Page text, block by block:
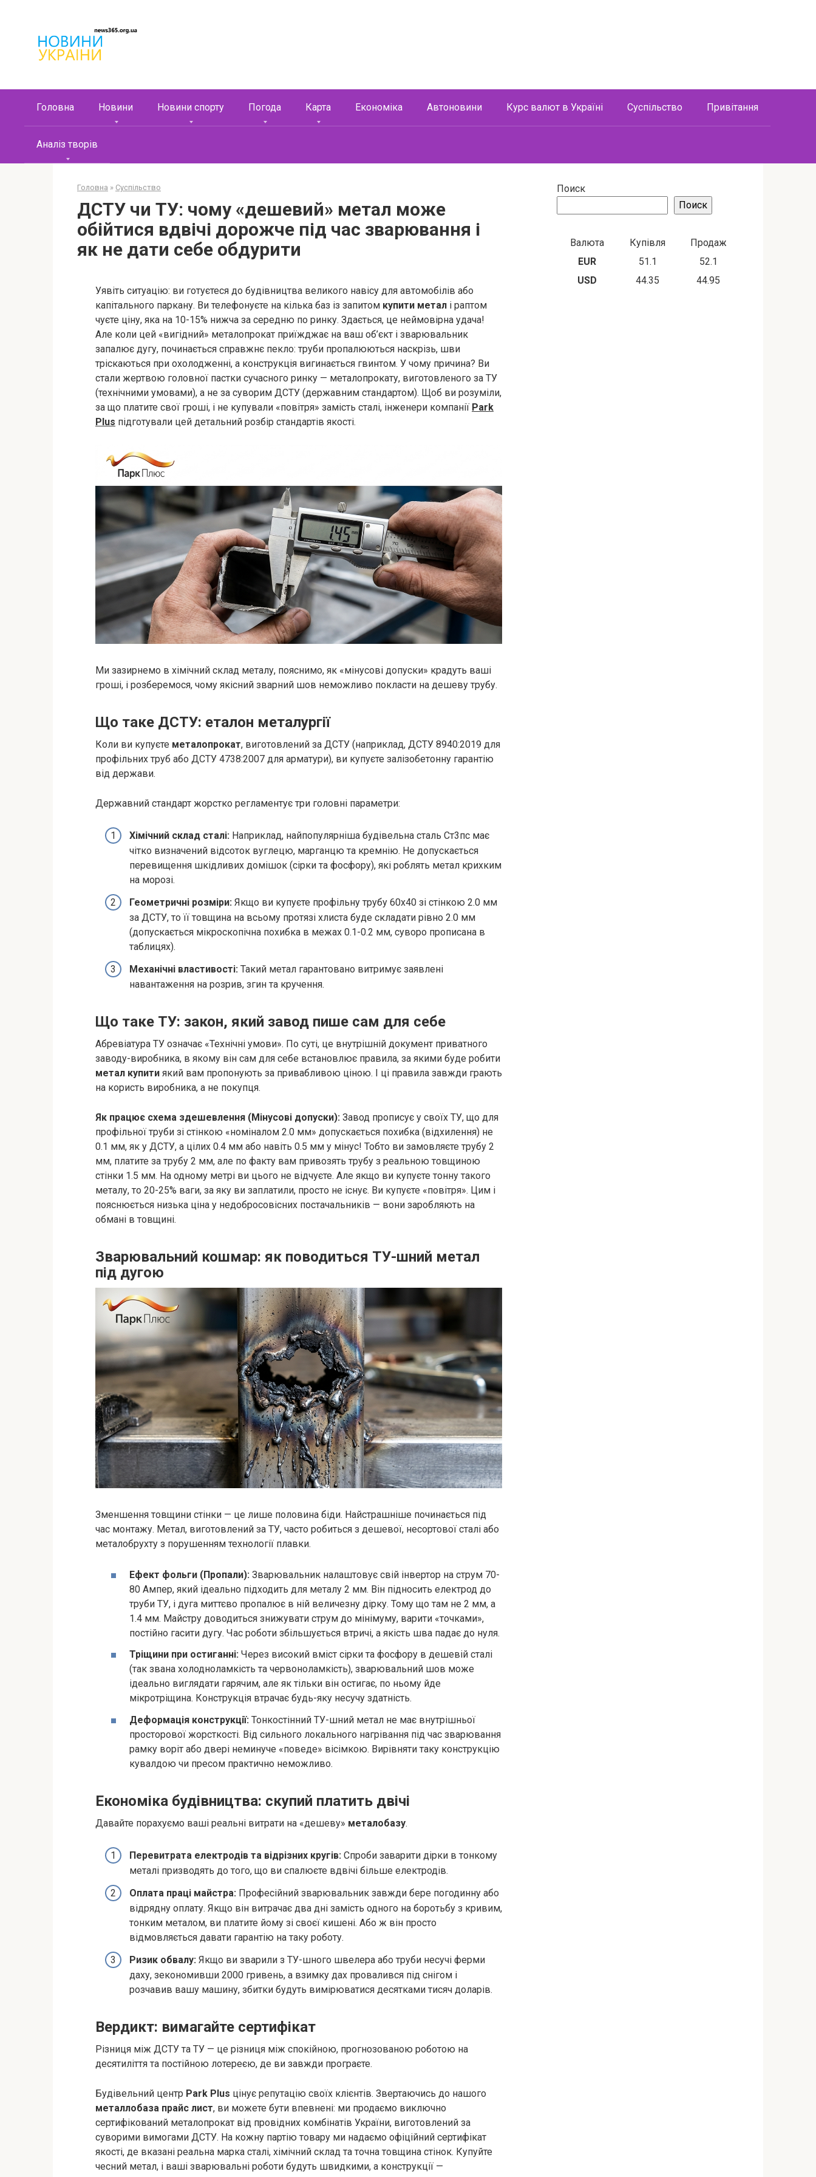
контенту
Головна Новини Новини спорту Погода Карта Економіка Автоновини Курс валют в Україні Суспільство Привітання
Аналіз творів
Головна » Суспільство
ДСТУ чи ТУ: чому «дешевий» метал може
обійтися вдвічі дорожче під час зварювання і
як не дати себе обдурити
Уявіть ситуацію: ви готуєтеся до будівництва великого навісу для автомобілів або
капітального паркану. Ви телефонуєте на кілька баз із запитом купити метал і раптом
чуєте ціну, яка на 10-15% нижча за середню по ринку. Здається, це неймовірна удача!
Але коли цей «вигідний» металопрокат приїжджає на ваш об’єкт і зварювальник
запалює дугу, починається справжнє пекло: труби пропалюються наскрізь, шви
тріскаються при охолодженні, а конструкція вигинається гвинтом. У чому причина? Ви
стали жертвою головної пастки сучасного ринку — металопрокату, виготовленого за ТУ
(технічними умовами), а не за суворим ДСТУ (державним стандартом). Щоб ви розуміли,
за що платите свої гроші, і не купували «повітря» замість сталі, інженери компанії Park
Plus підготували цей детальний розбір стандартів якості.
Ми зазирнемо в хімічний склад металу, пояснимо, як «мінусові допуски» крадуть ваші
гроші, і розберемося, чому якісний зварний шов неможливо покласти на дешеву трубу.
Що таке ДСТУ: еталон металургії
Коли ви купуєте металопрокат, виготовлений за ДСТУ (наприклад, ДСТУ 8940:2019 для
профільних труб або ДСТУ 4738:2007 для арматури), ви купуєте залізобетонну гарантію
від держави.
Державний стандарт жорстко регламентує три головні параметри:
Хімічний склад сталі: Наприклад, найпопулярніша будівельна сталь Ст3пс має
чітко визначений відсоток вуглецю, марганцю та кремнію. Не допускається
перевищення шкідливих домішок (сірки та фосфору), які роблять метал крихким
на морозі.
Геометричні розміри: Якщо ви купуєте профільну трубу 60х40 зі стінкою 2.0 мм
за ДСТУ, то її товщина на всьому протязі хлиста буде складати рівно 2.0 мм
(допускається мікроскопічна похибка в межах 0.1-0.2 мм, суворо прописана в
таблицях).
Механічні властивості: Такий метал гарантовано витримує заявлені
навантаження на розрив, згин та кручення.
Що таке ТУ: закон, який завод пише сам для себе
Абревіатура ТУ означає «Технічні умови». По суті, це внутрішній документ приватного
заводу-виробника, в якому він сам для себе встановлює правила, за якими буде робити
метал купити який вам пропонують за привабливою ціною. І ці правила завжди грають
на користь виробника, а не покупця.
Як працює схема здешевлення (Мінусові допуски): Завод прописує у своїх ТУ, що для
профільної труби зі стінкою «номіналом 2.0 мм» допускається похибка (відхилення) не
0.1 мм, як у ДСТУ, а цілих 0.4 мм або навіть 0.5 мм у мінус! Тобто ви замовляєте трубу 2
мм, платите за трубу 2 мм, але по факту вам привозять трубу з реальною товщиною
стінки 1.5 мм. На одному метрі ви цього не відчуєте. Але якщо ви купуєте тонну такого
металу, то 20-25% ваги, за яку ви заплатили, просто не існує. Ви купуєте «повітря». Цим і
пояснюється низька ціна у недобросовісних постачальників — вони заробляють на
обмані в товщині.
Зварювальний кошмар: як поводиться ТУ-шний метал
під дугою
Зменшення товщини стінки — це лише половина біди. Найстрашніше починається під
час монтажу. Метал, виготовлений за ТУ, часто робиться з дешевої, несортової сталі або
металобрухту з порушенням технології плавки.
Ефект фольги (Пропали): Зварювальник налаштовує свій інвертор на струм 70-
80 Ампер, який ідеально підходить для металу 2 мм. Він підносить електрод до
труби ТУ, і дуга миттєво пропалює в ній величезну дірку. Тому що там не 2 мм, а
1.4 мм. Майстру доводиться знижувати струм до мінімуму, варити «точками»,
постійно гасити дугу. Час роботи збільшується втричі, а якість шва падає до нуля.
Тріщини при остиганні: Через високий вміст сірки та фосфору в дешевій сталі
(так звана холодноламкість та червоноламкість), зварювальний шов може
ідеально виглядати гарячим, але як тільки він остигає, по ньому йде
мікротріщина. Конструкція втрачає будь-яку несучу здатність.
Деформація конструкції: Тонкостінний ТУ-шний метал не має внутрішньої
просторової жорсткості. Від сильного локального нагрівання під час зварювання
рамку воріт або двері неминуче «поведе» вісімкою. Вирівняти таку конструкцію
кувалдою чи пресом практично неможливо.
Економіка будівництва: скупий платить двічі
Давайте порахуємо ваші реальні витрати на «дешеву» металобазу.
Перевитрата електродів та відрізних кругів: Спроби заварити дірки в тонкому
металі призводять до того, що ви спалюєте вдвічі більше електродів.
Оплата праці майстра: Професійний зварювальник завжди бере погодинну або
відрядну оплату. Якщо він витрачає два дні замість одного на боротьбу з кривим,
тонким металом, ви платите йому зі своєї кишені. Або ж він просто
відмовляється давати гарантію на таку роботу.
Ризик обвалу: Якщо ви зварили з ТУ-шного швелера або труби несучі ферми
даху, зекономивши 2000 гривень, а взимку дах провалився під снігом і
розчавив вашу машину, збитки будуть вимірюватися десятками тисяч доларів.
Вердикт: вимагайте сертифікат
Різниця між ДСТУ та ТУ — це різниця між спокійною, прогнозованою роботою на
десятиліття та постійною лотереєю, де ви завжди програєте.
Будівельний центр Park Plus цінує репутацію своїх клієнтів. Звертаючись до нашого
металлобаза прайс лист, ви можете бути впевнені: ми продаємо виключно
сертифікований металопрокат від провідних комбінатів України, виготовлений за
суворими вимогами ДСТУ. На кожну партію товару ми надаємо офіційний сертифікат
якості, де вказані реальна марка сталі, хімічний склад та точна товщина стінок. Купуйте
чесний метал, і ваші зварювальні роботи будуть швидкими, а конструкції —
Поиск
Поиск
Валюта Купівля
Продаж
EUR
51.1
52.1
USD
44.35 44.95